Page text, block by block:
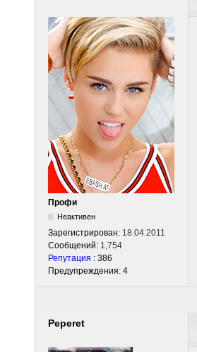
Профи
Неактивен
Зарегистрирован: 18.04.2011
Сообщений: 1,754
Репутация : 386
Предупреждения: 4
Peperet